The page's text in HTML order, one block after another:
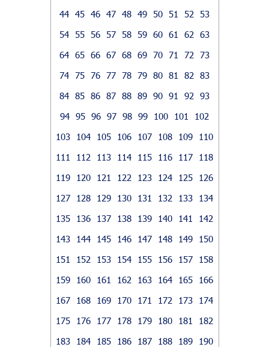
44 45 46 47 48 49 50 51 52
53
54
55 56 57 58 59 60 61 62
63
64 65 66 67 68 69 70 71 72
73
74 75 76 77 78 79 80 81 82
83
84 85 86 87 88 89 90 91 92
93
94 95 96 97 98 99 100 101
102
103
104 105 106 107 108 109
110
111
112 113 114 115 116 117
118
119
120 121 122 123 124 125
126
127
128 129 130 131 132 133
134
135
136 137 138 139 140 141
142
143
144 145 146 147 148 149
150
151
152 153 154 155 156 157
158
159
160 161 162 163 164 165
166
167
168 169 170 171 172 173
174
175
176 177 178 179 180 181
182
183
184 185 186 187 188 189
190